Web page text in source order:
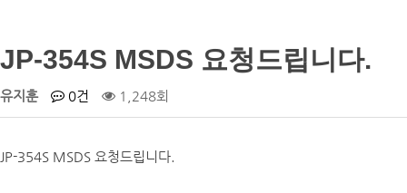
JP-354S MSDS 요청드립니다.
유지훈 0건 1,248회
JP-354S MSDS 요청드립니다.